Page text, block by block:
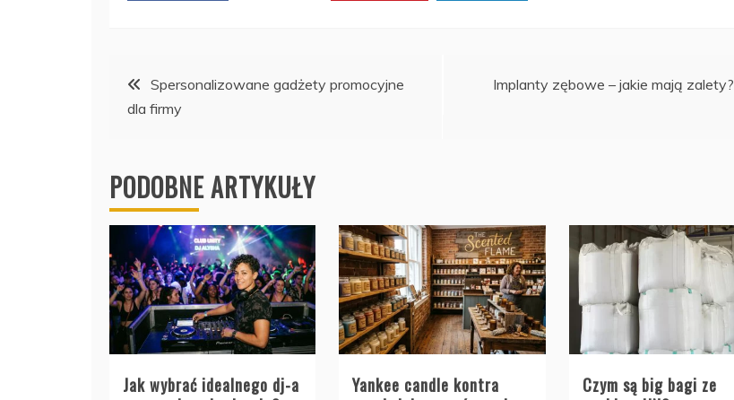
Nawigacja
wpisu
Spersonalizowane gadżety promocyjne
dla firmy
Implanty zębowe – jakie mają zalety?
PODOBNE ARTYKUŁY
Jak wybrać idealnego dj-a
Yankee candle kontra
Czym są big bagi ze